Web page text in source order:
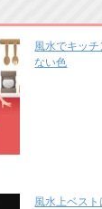
風水でキッ
ない色
風水上ベス